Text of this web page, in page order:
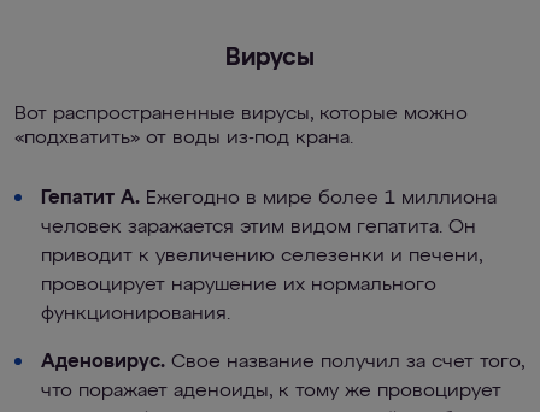
Вирусы
Вот распространенные вирусы, которые можно
«подхватить» от воды из-под крана.
Гепатит А. Ежегодно в мире более 1 миллиона
человек заражается этим видом гепатита. Он
приводит к увеличению селезенки и печени,
провоцирует нарушение их нормального
функционирования.
Аденовирус. Свое название получил за счет того,
что поражает аденоиды, к тому же провоцирует